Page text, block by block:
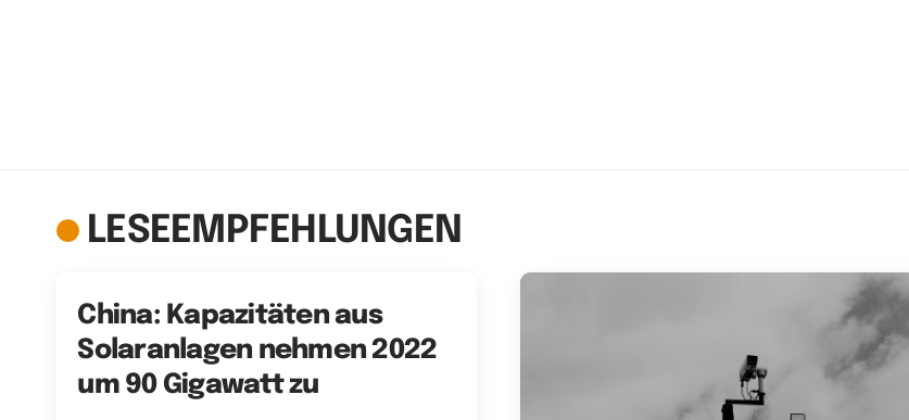
LESEEMPFEHLUNGEN
China: Kapazitäten aus
Solaranlagen nehmen 2022
um 90 Gigawatt zu